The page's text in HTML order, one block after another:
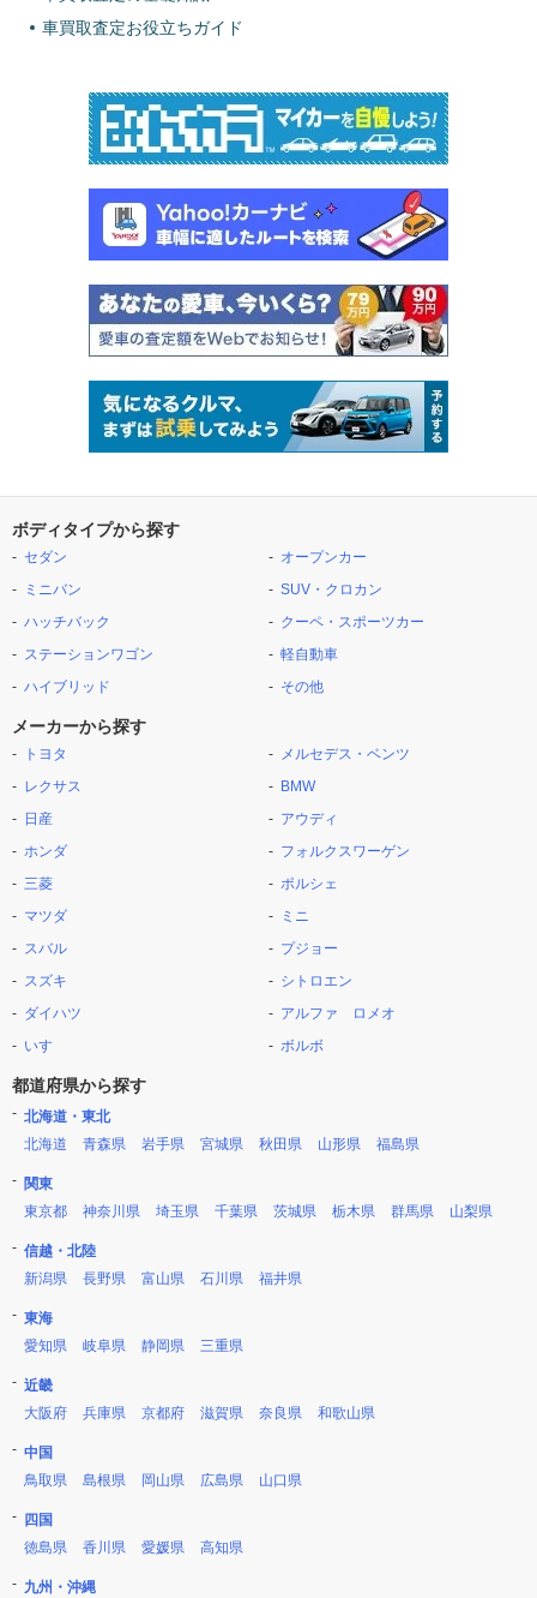
車買取査定お役立ちガイド
ボディタイプから探す
セダン
ミニバン
ハッチバック
ステーションワゴン
ハイブリッド
オープンカー
SUV・クロカン
クーペ・スポーツカー
軽自動車
その他
メーカーから探す
トヨタ
レクサス
日産
ホンダ
三菱
マツダ
スバル
スズキ
ダイハツ
いすゞ
メルセデス・ベンツ
BMW
アウディ
フォルクスワーゲン
ポルシェ
ミニ
プジョー
シトロエン
アルファ ロメオ
ボルボ
都道府県から探す
北海道・東北
北海道
青森県 岩手県 宮城県 秋田県 山形県 福島県
関東
東京都
神奈川県 埼玉県 千葉県 茨城県 栃木県 群馬県 山梨県
信越・北陸
新潟県
長野県 富山県 石川県 福井県
東海
愛知県
岐阜県 静岡県 三重県
近畿
大阪府
兵庫県 京都府 滋賀県 奈良県 和歌山県
中国
鳥取県
島根県 岡山県 広島県 山口県
四国
徳島県
香川県 愛媛県 高知県
九州・沖縄